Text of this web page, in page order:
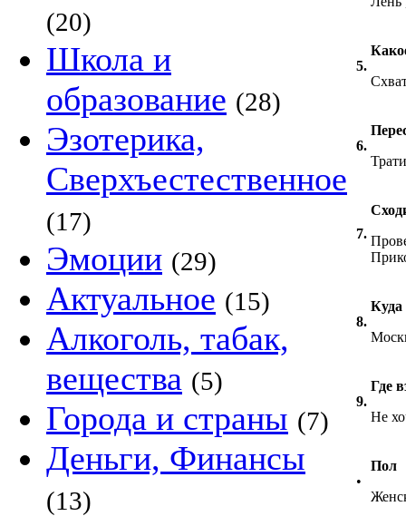
(20)
Школа и
образование (28)
Эзотерика,
Сверхъестественное
(17)
Эмоции (29)
Актуальное (15)
Алкоголь, табак,
вещества (5)
Города и страны (7)
Деньги, Финансы
(13)
5.
6.
7.
8.
Куда
9.
Где
Не
•
Пол